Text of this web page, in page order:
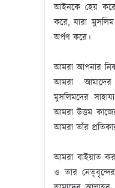
আইনকে হেয় করে
করে, যারা
অর্পণ করে।
আমরা আপনার
আমরা
মুসলিমদের
আমরা উত্তম
আমরা তাঁর
আমরা বাইয়াত
ও তার